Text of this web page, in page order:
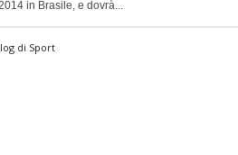
in Brasile, e dovrà...
di Sport